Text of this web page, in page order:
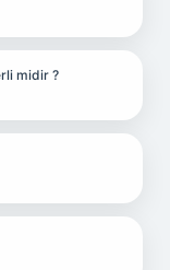
midir ?